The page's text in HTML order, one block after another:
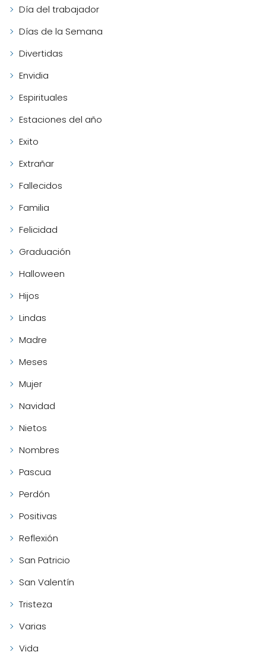
Día del trabajador
Días de la Semana
Divertidas
Envidia
Espirituales
Estaciones del año
Exito
Extrañar
Fallecidos
Familia
Felicidad
Graduación
Halloween
Hijos
Lindas
Madre
Meses
Mujer
Navidad
Nietos
Nombres
Pascua
Perdón
Positivas
Reflexión
San Patricio
San Valentín
Tristeza
Varias
Vida